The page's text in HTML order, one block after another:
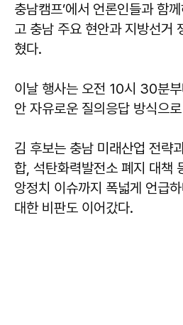
충남캠프’에서 언론인들과 함
고 충남 주요 현안과 지방선거
혔다.
이날 행사는 오전 10시 30분
안 자유로운 질의응답 방식으
김 후보는 충남 미래산업 전략
합, 석탄화력발전소 폐지 대책
앙정치 이슈까지 폭넓게 언급
대한 비판도 이어갔다.